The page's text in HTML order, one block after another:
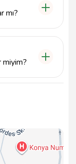
mı?
miyim?
ya da